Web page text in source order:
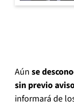
Aún se
sin previo
informará de